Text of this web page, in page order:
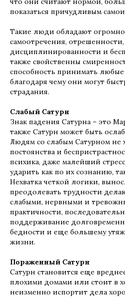
показаться причудливым
Такие люди обладают
самоотречения, отрешенности,
дисциплинированности и
также свойственны
способность принимать
благодаря чему они могут
страдания.
Слабый Сатурн
Знак падения Сатурна – это
также Сатурн может быть
Людям со слабым Сатурном не
постоянства и
психика, даже малейший
ударить как по их сознанию,
Нехватка четкой логики,
преодолевать трудности
слабыми, нервными и
практичности,
поддерживание
бедности и еще большему
жизни.
Пораженный Сатурн
Сатурн становится еще
плохими домами или стоит в
неизменно испортит дела